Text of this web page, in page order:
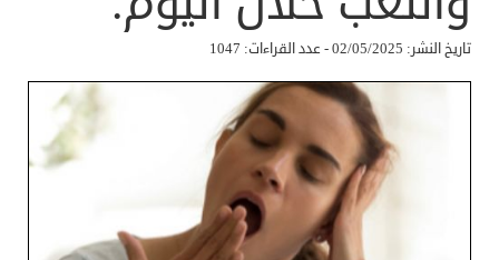
تاريخ النشر: 02/05/2025 - عدد القراءات: 1047